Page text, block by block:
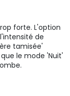
forte. L'option
de
tamisée'
le mode 'Nuit'